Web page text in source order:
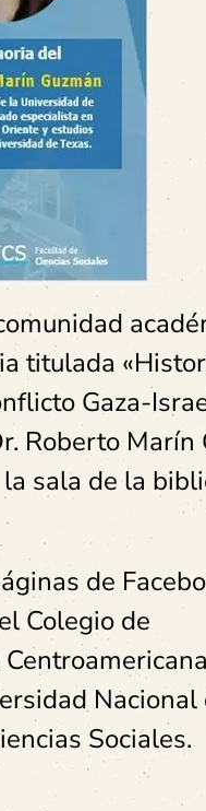
titulada
Gaza-
Roberto Marín
sala de la
de
Colegio de
Nacional
Sociales.